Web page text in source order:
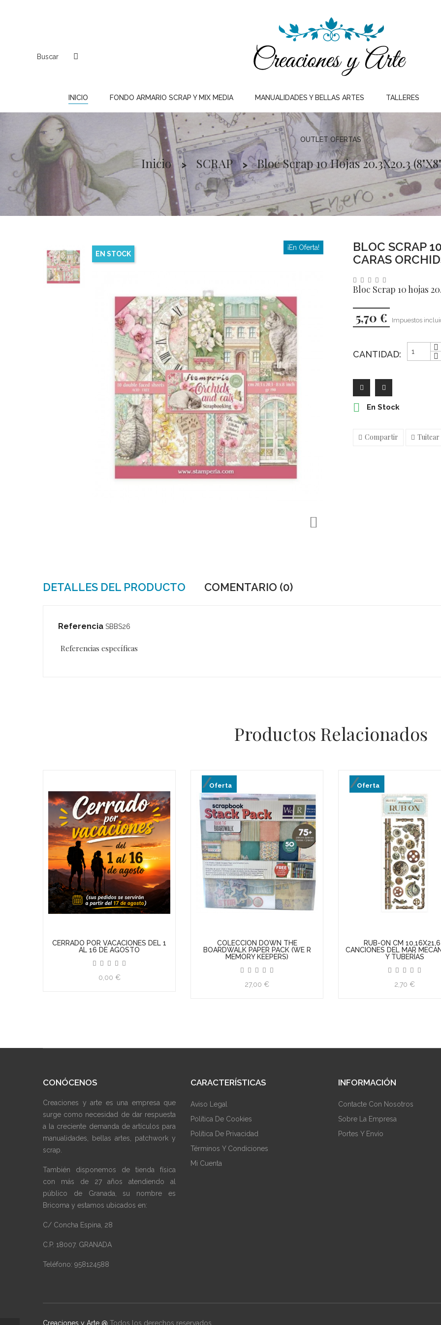
Buscar
INICIO FONDO ARMARIO SCRAP Y MIX MEDIA MANUALIDADES Y BELLAS ARTES TALLERES
OUTLET OFERTAS
Inicio SCRAP Bloc Scrap 10 Hojas 20.3X20.3
¡En Oferta!
EN STOCK

BLOC SCRAP
CARAS
Bloc Scrap 10 hojas
5,70 € Impuestos
CANTIDAD:
 En Stock
Compartir Tuitear
DETALLES DEL PRODUCTO COMENTARIO (0)
Referencia SBBS26
Referencias específicas
Productos Relacionados
COLECCION DOWN THE
BOARDWALK PAPER PACK (WE R
Oferta
RUB-ON CM 10,16X21,6 -
CANCIONES DEL MAR MECANISMOS
Y TUBERÍAS
2,70 €
Oferta
RUB-ON CM 10,16X21,6 -
INFINITY ZODIACO
CONÓCENOS
Creaciones y arte es una empresa que
surge como necesidad de dar respuesta
a la creciente demanda de artículos para
manualidades, bellas artes, patchwork y
scrap.
También disponemos de tienda física
con más de 27 años atendiendo al
público de Granada, su nombre es
Bricoma y estamos ubicados en:
C/ Concha Espina, 28
C.P. 18007. GRANADA
Teléfono: 958124588
CARACTERÍSTICAS
Aviso Legal
Política De Cookies
Política De Privacidad
Términos Y Condiciones
Mi Cuenta
INFORMACIÓN
Contacte Con Nosotros
Sobre La Empresa
Portes Y Envío
Creaciones y Arte @ Todos los derechos reservados.